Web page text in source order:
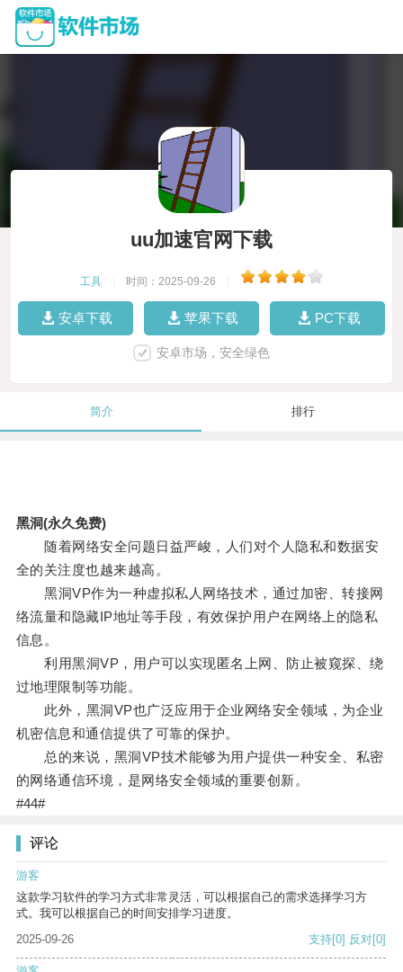
uu加速官网下载
工具 时间：2025-09-26
安卓下载 苹果下载 PC下载
安卓市场，安全绿色
简介 排行
黑洞(永久免费)
随着网络安全问题日益严峻，人们对个人隐私和数据安
全的关注度也越来越高。
黑洞VP作为一种虚拟私人网络技术，通过加密、转接网
络流量和隐藏IP地址等手段，有效保护用户在网络上的隐私
信息。
利用黑洞VP，用户可以实现匿名上网、防止被窥探、绕
过地理限制等功能。
此外，黑洞VP也广泛应用于企业网络安全领域，为企业
机密信息和通信提供了可靠的保护。
总的来说，黑洞VP技术能够为用户提供一种安全、私密
的网络通信环境，是网络安全领域的重要创新。
#44#
评论
游客
这款学习软件的学习方式非常灵活，可以根据自己的需求选择学习方
式。我可以根据自己的时间安排学习进度。
2025-09-26
支持[0] 反对[0]